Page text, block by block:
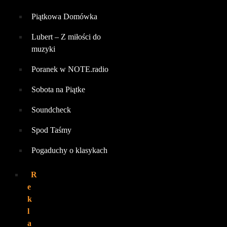
Piątkowa Domówka
Lubert – Z miłości do
muzyki
Poranek w NOTE.radio
Sobota na Piątke
Soundcheck
Spod Taśmy
Pogaduchy o klasykach
R
e
k
l
a